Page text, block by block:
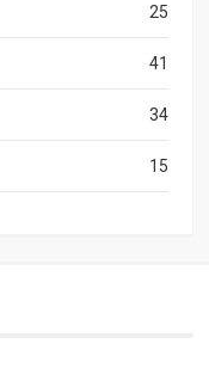
25
41
34
15